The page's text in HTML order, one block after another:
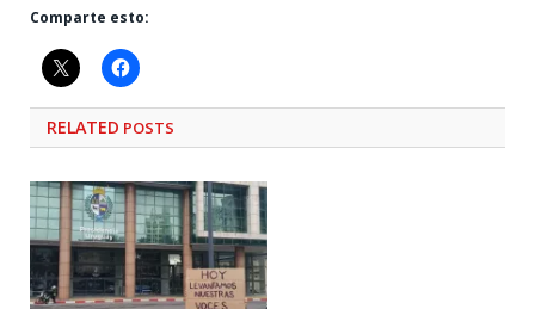
Comparte esto:
RELATED POSTS